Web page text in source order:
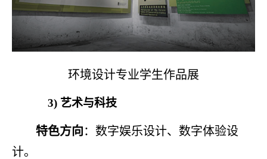
环境设计专业学生作品展
3) 艺术与科技
特色方向：数字娱乐设计、数字体验设
计。